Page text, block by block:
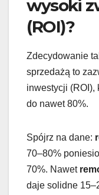
wysoki
(ROI)?
Zdecydowanie
sprzedażą to
inwestycji (ROI),
do nawet 80%.
Spójrz na dane:
70–80%
70%. Nawet
daje solidne